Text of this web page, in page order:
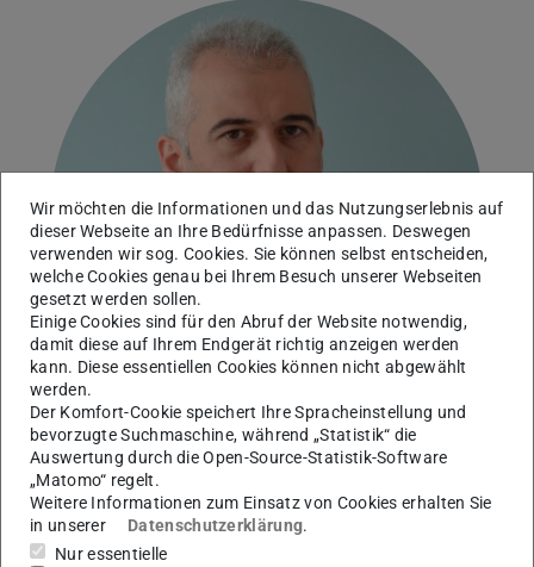
Höchstfrequenzelektronik
Wir möchten die Informationen und das Nutzungserlebnis auf
dieser Webseite an Ihre Bedürfnisse anpassen. Deswegen
verwenden wir sog. Cookies. Sie können selbst entscheiden,
welche Cookies genau bei Ihrem Besuch unserer Webseiten
gesetzt werden sollen.
Einige Cookies sind für den Abruf der Website notwendig,
damit diese auf Ihrem Endgerät richtig anzeigen werden
kann. Diese essentiellen Cookies können nicht abgewählt
werden.
Der Komfort-Cookie speichert Ihre Spracheinstellung und
bevorzugte Suchmaschine, während „Statistik“ die
Auswertung durch die Open-Source-Statistik-Software
„Matomo“ regelt.
Weitere Informationen zum Einsatz von Cookies erhalten Sie
in unserer
Datenschutzerklärung.
Nur essentielle